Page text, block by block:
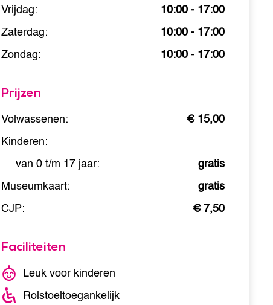
Vrijdag:
10:00 - 17:00
Zaterdag:
10:00 - 17:00
Zondag:
10:00 - 17:00
Prijzen
Volwassenen:
€ 15,00
Kinderen:
van 0 t/m 17 jaar:
gratis
Museumkaart:
gratis
CJP:
€ 7,50
Faciliteiten
Leuk voor kinderen
Rolstoeltoegankelijk